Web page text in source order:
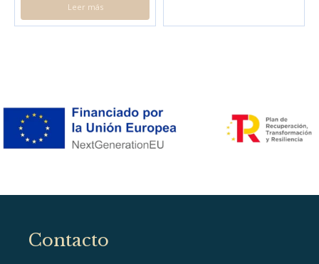
Leer más
Contacto